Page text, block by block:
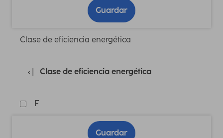
Guardar
Clase de eficiencia energética
Clase de eficiencia energética
F
Guardar